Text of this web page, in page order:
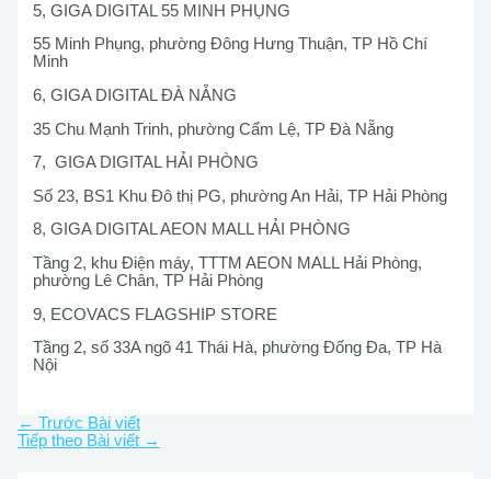
5, GIGA DIGITAL 55 MINH PHỤNG
55 Minh Phụng, phường Đông Hưng Thuận, TP Hồ Chí
Minh
6, GIGA DIGITAL ĐÀ NẴNG
35 Chu Mạnh Trinh, phường Cẩm Lệ, TP Đà Nẵng
7, GIGA DIGITAL HẢI PHÒNG
Số 23, BS1 Khu Đô thị PG, phường An Hải, TP Hải Phòng
8, GIGA DIGITAL AEON MALL HẢI PHÒNG
Tầng 2, khu Điện máy, TTTM AEON MALL Hải Phòng,
phường Lê Chân, TP Hải Phòng
9, ECOVACS FLAGSHIP STORE
Tầng 2, số 33A ngõ 41 Thái Hà, phường Đống Đa, TP Hà
Nội
← Trước Bài viết
Tiếp theo Bài viết →